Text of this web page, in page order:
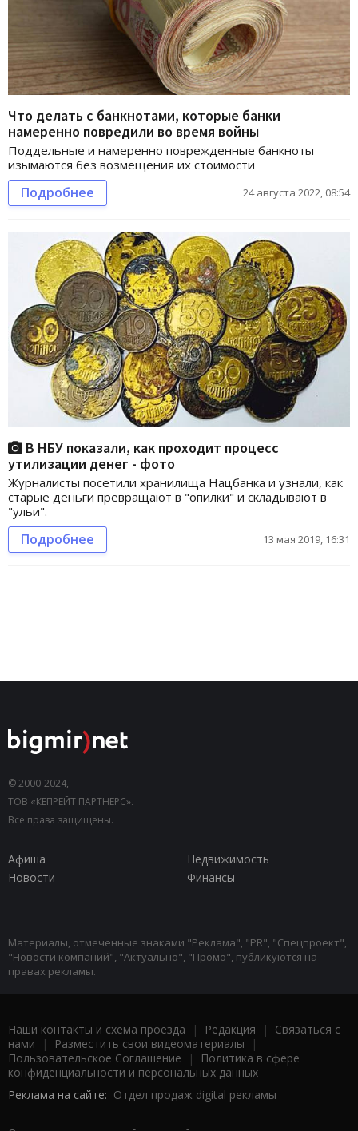
Что делать с банкнотами, которые банки
намеренно повредили во время войны
Поддельные и намеренно поврежденные банкноты
изымаются без возмещения их стоимости
Подробнее 24 августа 2022, 08:54
В НБУ показали, как проходит процесс
утилизации денег - фото
Журналисты посетили хранилища Нацбанка и узнали, как
старые деньги превращают в "опилки" и складывают в
"ульи".
Подробнее 13 мая 2019, 16:31
© 2000-2024,
ТОВ «КЕПРЕЙТ ПАРТНЕРС».
Все права защищены.
Афиша
Недвижимость
Новости
Финансы
Материалы, отмеченные знаками "Реклама", "PR", "Спецпроект",
"Новости компаний", "Актуально", "Промо", публикуются на
правах рекламы.
Наши контакты и схема проезда | Редакция | Связаться с
нами | Разместить свои видеоматериалы |
Пользовательское Соглашение |
Политика в сфере
конфиденциальности и персональных данных
Реклама на сайте: Отдел продаж digital рекламы